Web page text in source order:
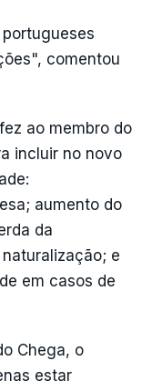
comentou
ao membro do
incluir no novo
aumento do
da
e
em casos de
Chega, o
estar